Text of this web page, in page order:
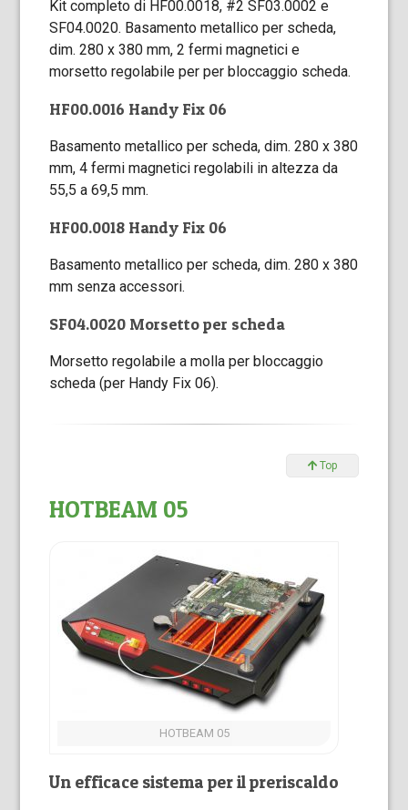
Kit completo di HF00.0018, #2 SF03.0002 e
SF04.0020. Basamento metallico per scheda,
dim. 280 x 380 mm, 2 fermi magnetici e
morsetto regolabile per per bloccaggio scheda.
HF00.0016 Handy Fix 06
Basamento metallico per scheda, dim. 280 x 380
mm, 4 fermi magnetici regolabili in altezza da
55,5 a 69,5 mm.
HF00.0018 Handy Fix 06
Basamento metallico per scheda, dim. 280 x 380
mm senza accessori.
SF04.0020 Morsetto per scheda
Morsetto regolabile a molla per bloccaggio
scheda (per Handy Fix 06).
Top
HOTBEAM 05
HOTBEAM 05
Un efficace sistema per il preriscaldo